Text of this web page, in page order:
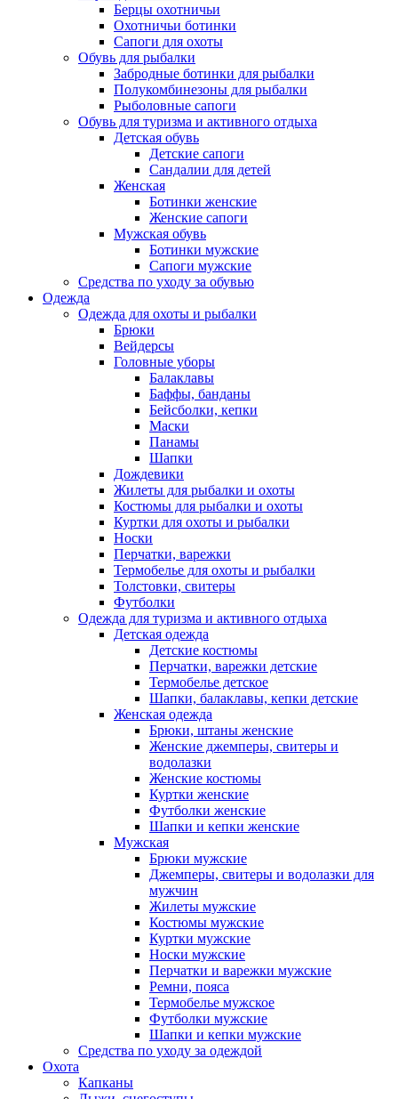
Берцы охотничьи
Охотничьи ботинки
Сапоги для охоты
Обувь для рыбалки
Забродные ботинки для рыбалки
Полукомбинезоны для рыбалки
Рыболовные сапоги
Обувь для туризма и активного отдыха
Детская обувь
Детские сапоги
Сандалии для детей
Женская
Ботинки женские
Женские сапоги
Мужская обувь
Ботинки мужские
Сапоги мужские
Средства по уходу за обувью
Одежда
Одежда для охоты и рыбалки
Брюки
Вейдерсы
Головные уборы
Балаклавы
Баффы, банданы
Бейсболки, кепки
Маски
Панамы
Шапки
Дождевики
Жилеты для рыбалки и охоты
Костюмы для рыбалки и охоты
Куртки для охоты и рыбалки
Носки
Перчатки, варежки
Термобелье для охоты и рыбалки
Толстовки, свитеры
Футболки
Одежда для туризма и активного отдыха
Детская одежда
Детские костюмы
Перчатки, варежки детские
Термобелье детское
Шапки, балаклавы, кепки детские
Женская одежда
Брюки, штаны женские
Женские джемперы, свитеры и
водолазки
Женские костюмы
Куртки женские
Футболки женские
Шапки и кепки женские
Мужская
Брюки мужские
Джемперы, свитеры и водолазки для
мужчин
Жилеты мужские
Костюмы мужские
Куртки мужские
Носки мужские
Перчатки и варежки мужские
Ремни, пояса
Термобелье мужское
Футболки мужские
Шапки и кепки мужские
Средства по уходу за одеждой
Охота
Капканы